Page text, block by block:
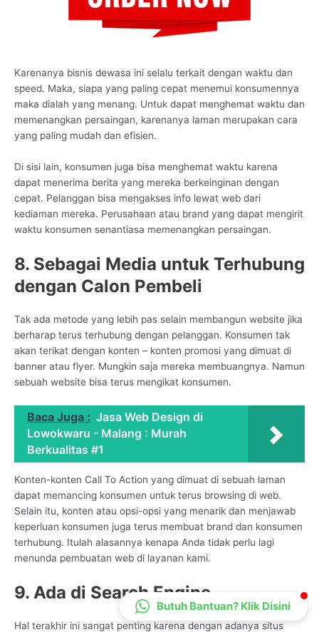
Karenanya bisnis dewasa ini selalu terkait dengan waktu dan
speed. Maka, siapa yang paling cepat menemui konsumennya
maka dialah yang menang. Untuk dapat menghemat waktu dan
memenangkan persaingan, karenanya laman merupakan cara
yang paling mudah dan efisien.
Di sisi lain, konsumen juga bisa menghemat waktu karena
dapat menerima berita yang mereka berkeinginan dengan
cepat. Pelanggan bisa mengakses info lewat web dari
kediaman mereka. Perusahaan atau brand yang dapat mengirit
waktu konsumen senantiasa memenangkan persaingan.
8. Sebagai Media untuk Terhubung
dengan Calon Pembeli
Tak ada metode yang lebih pas selain membangun website jika
berharap terus terhubung dengan pelanggan. Konsumen tak
akan terikat dengan konten – konten promosi yang dimuat di
banner atau flyer. Mungkin saja mereka membuangnya. Namun
sebuah website bisa terus mengikat konsumen.
Baca Juga : Jasa Web Design di
Lowokwaru - Malang : Murah
Berkualitas #1
Konten-konten Call To Action yang dimuat di sebuah laman
dapat memancing konsumen untuk terus browsing di web.
Selain itu, konten atau opsi-opsi yang menarik dan menjawab
keperluan konsumen juga terus membuat brand dan konsumen
terhubung. Itulah alasannya kenapa Anda tidak perlu lagi
menunda pembuatan web di layanan kami.
9. Ada di Search Engine
Hal terakhir ini sangat penting karena dengan adanya situs
CS Lenteraweb
Online
Butuh Bantuan? Klik Disini